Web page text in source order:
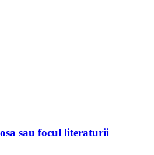
sau focul literaturii